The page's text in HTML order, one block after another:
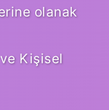
olanak
Kişisel